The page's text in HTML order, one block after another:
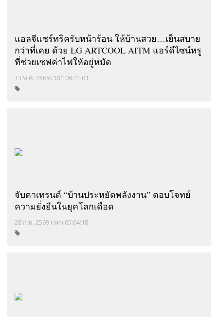
แอลจีแชร์ทริครับหน้าร้อน ให้บ้านสวย…เย็นสบาย
กว่าที่เคย ด้วย LG ARTCOOL AITM แอร์ดีไซน์หรู
ที่ช่วยเซฟค่าไฟให้อยู่หมัด
13 พ.ค. 2569 เวลา 09:41:01
จับตาเทรนด์ “บ้านประหยัดพลังงาน” ตอบโจทย์
ความยั่งยืนในยุคโลกเดือด
28 ก.พ. 2569 เวลา 05:04:18